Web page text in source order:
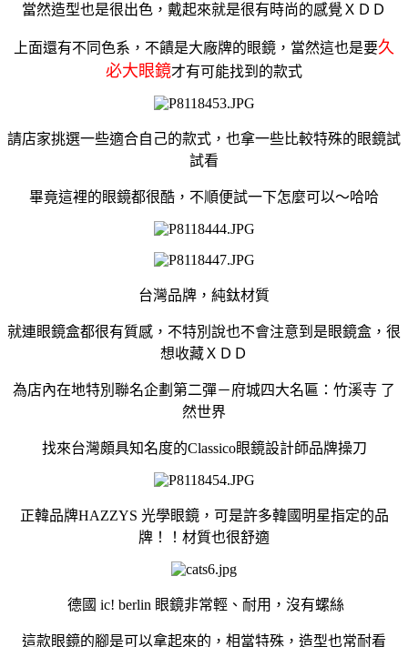
當然造型也是很出色，戴起來就是很有時尚的感覺ＸＤＤ
上面還有不同色系，不饋是大廠牌的眼鏡，當然這也是要久
必大眼鏡才有可能找到的款式
請店家挑選一些適合自己的款式，也拿一些比較特殊的眼鏡試
試看
畢竟這裡的眼鏡都很酷，不順便試一下怎麼可以～哈哈
台灣品牌，純鈦材質
就連眼鏡盒都很有質感，不特別說也不會注意到是眼鏡盒，很
想收藏ＸＤＤ
為店內在地特別聯名企劃第二彈－府城四大名匾：竹溪寺 了
然世界
找來台灣頗具知名度的Classico眼鏡設計師品牌操刀
正韓品牌HAZZYS 光學眼鏡，可是許多韓國明星指定的品
牌！！材質也很舒適
德國 ic! berlin 眼鏡非常輕、耐用，沒有螺絲
這款眼鏡的腳是可以拿起來的，相當特殊，造型也常耐看